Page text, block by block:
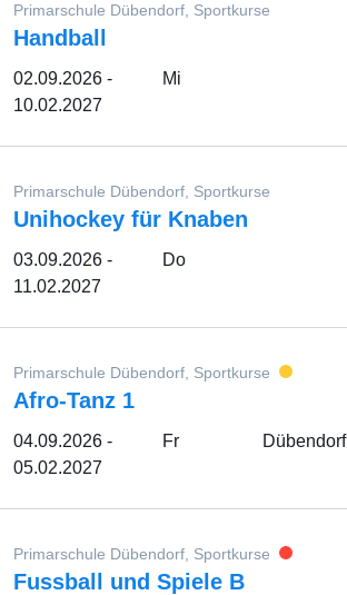
Primarschule Dübendorf, Sportkurse
Handball
02.09.2026 -
10.02.2027
Mi
Primarschule Dübendorf, Sportkurse
Unihockey für Knaben
03.09.2026 -
11.02.2027
Do
Primarschule Dübendorf, Sportkurse
Afro-Tanz 1
04.09.2026 -
05.02.2027
Fr Dübendorf
Primarschule Dübendorf, Sportkurse
Fussball und Spiele B